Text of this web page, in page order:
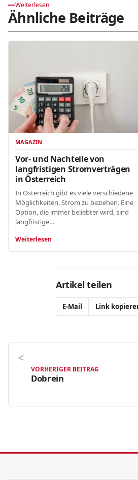
Weiterlesen
Ähnliche Beiträge
MAGAZIN
Vor- und Nachteile von
langfristigen Stromverträgen
in Österreich
In Österreich gibt es viele verschiedene
Möglichkeiten, Strom zu beziehen. Eine
Option, die immer beliebter wird, sind
langfristige…
Weiterlesen
Artikel teilen
E-Mail Link
VORHERIGER BEITRAG
Dobrein